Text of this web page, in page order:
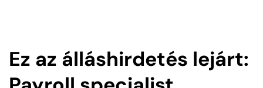
Ez az álláshirdetés lejárt: